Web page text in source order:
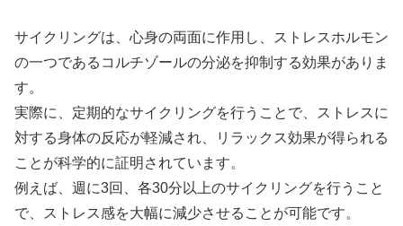
サイクリングは、心身の両面に作用し、ストレスホルモン
の一つであるコルチゾールの分泌を抑制する効果がありま
す。
実際に、定期的なサイクリングを行うことで、ストレスに
対する身体の反応が軽減され、リラックス効果が得られる
ことが科学的に証明されています。
例えば、週に3回、各30分以上のサイクリングを行うこと
で、ストレス感を大幅に減少させることが可能です。